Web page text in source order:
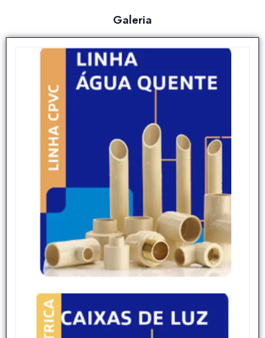
Galeria